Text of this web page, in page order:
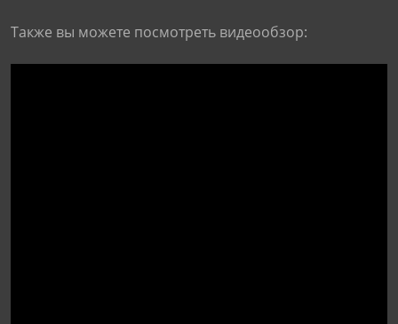
Также вы можете посмотреть видеообзор: